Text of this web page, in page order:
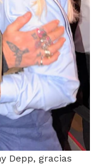
Depp, gracias